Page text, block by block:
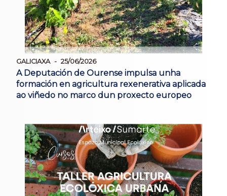
GALICIAXA 25/06/2026
A Deputación de Ourense impulsa unha
formación en agricultura rexenerativa aplicada
ao viñedo no marco dun proxecto europeo